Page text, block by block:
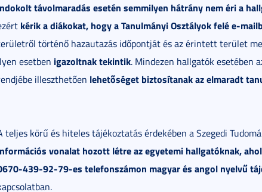
távolmaradás esetén semmilyen hátrány nem éri a
kérik a diákokat, hogy a Tanulmányi Osztályok felé e-
történő hazautazás időpontját és az érintett terület
esetben igazoltnak tekintik. Mindezen hallgatók esetében
illeszthetően lehetőséget biztosítanak az elmaradt
teljes körű és hiteles tájékoztatás érdekében a Szegedi
vonalat hozott létre az egyetemi hallgatóknak,
439-92-79-es telefonszámon magyar és angol nyelvű